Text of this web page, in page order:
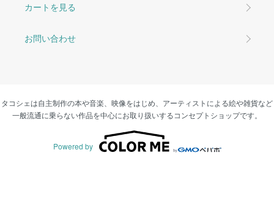
カートを見る
お問い合わせ
タコシェは自主制作の本や音楽、映像をはじめ、アーティストによる絵や雑貨など
一般流通に乗らない作品を中心にお取り扱いするコンセプトショップです。
Powered by